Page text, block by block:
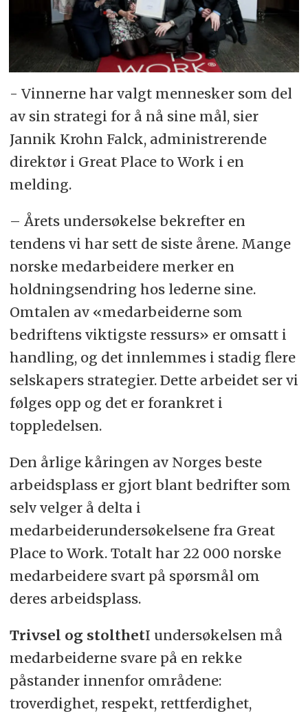
- Vinnerne har valgt mennesker som del
av sin strategi for å nå sine mål, sier
Jannik Krohn Falck, administrerende
direktør i Great Place to Work i en
melding.
– Årets undersøkelse bekrefter en
tendens vi har sett de siste årene. Mange
norske medarbeidere merker en
holdningsendring hos lederne sine.
Omtalen av «medarbeiderne som
bedriftens viktigste ressurs» er omsatt i
handling, og det innlemmes i stadig flere
selskapers strategier. Dette arbeidet ser vi
følges opp og det er forankret i
toppledelsen.
Den årlige kåringen av Norges beste
arbeidsplass er gjort blant bedrifter som
selv velger å delta i
medarbeiderundersøkelsene fra Great
Place to Work. Totalt har 22 000 norske
medarbeidere svart på spørsmål om
deres arbeidsplass.
Trivsel og stolthetI undersøkelsen må
medarbeiderne svare på en rekke
påstander innenfor områdene:
troverdighet, respekt, rettferdighet,